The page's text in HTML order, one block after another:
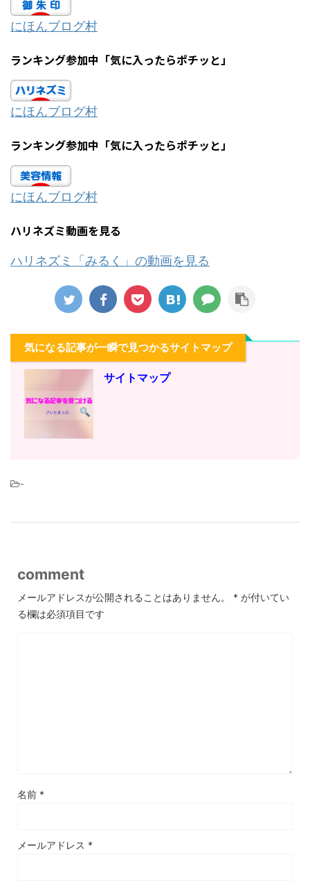
にほんブログ村
ランキング参加中「気に入ったらポチッと」
にほんブログ村
ランキング参加中「気に入ったらポチッと」
にほんブログ村
ハリネズミ動画を見る
ハリネズミ「みるく」の動画を見る
気になる記事が一瞬で見つかるサイトマップ
サイトマップ
-
comment
メールアドレスが公開されることはありません。 * が付いてい
る欄は必須項目です
名前 *
メールアドレス *